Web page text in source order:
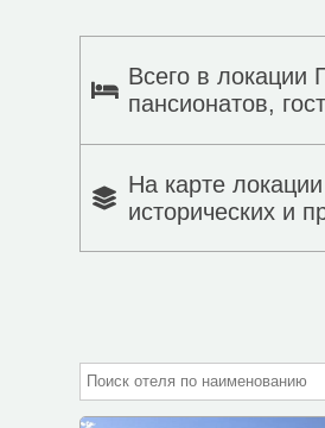
Всего в локации
пансионатов,
На карте
исторических и